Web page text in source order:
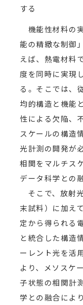
する
機能性材料の
能の精緻な制御
えば、熱電材料
度を同時に実現
る。そこでは、
均的構造と機能
性による欠陥、
スケールの構造
光計測の開発が
相関をマルチス
データ科学との
そこで、放射
末試料）に加え
定から得られる
と統合した構造
ーレント光を活
より、メソスケ
子状態の相関計
学との融合によ